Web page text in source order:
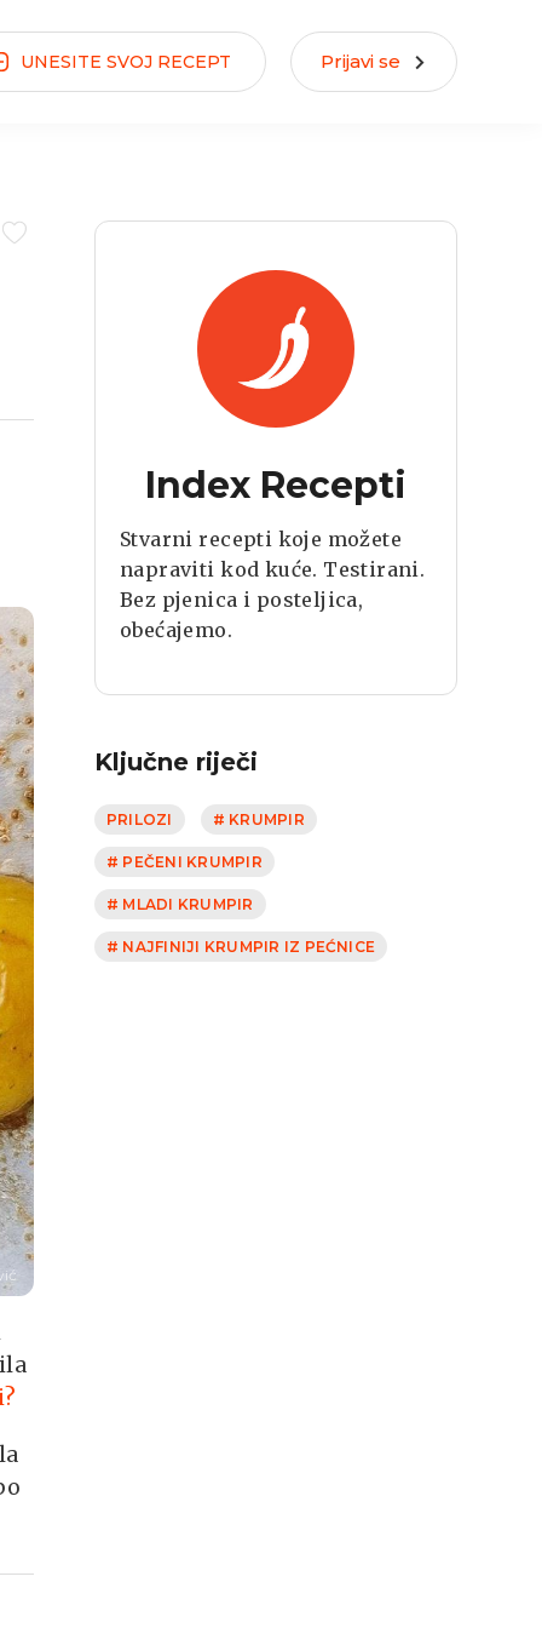
UNESITE SVOJ RECEPT Prijavi se
Index Recepti
Stvarni recepti koje možete
napraviti kod kuće. Testirani.
Bez pjenica i posteljica,
obećajemo.
Ključne riječi
PRILOZI # KRUMPIR
# PEČENI KRUMPIR
# MLADI KRUMPIR
# NAJFINIJI KRUMPIR IZ PEĆNICE